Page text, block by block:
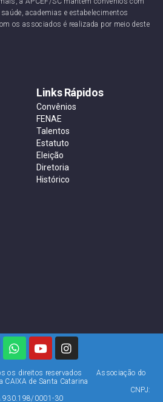
academias e estabelecimentos
os associados é realizada por meio deste
Links Rápidos
Convênios
FENAE
Talentos
Estatuto
Eleição
Diretoria
Histórico
os direitos reservados Associação do
CAIXA de Santa Catarina
0001-30